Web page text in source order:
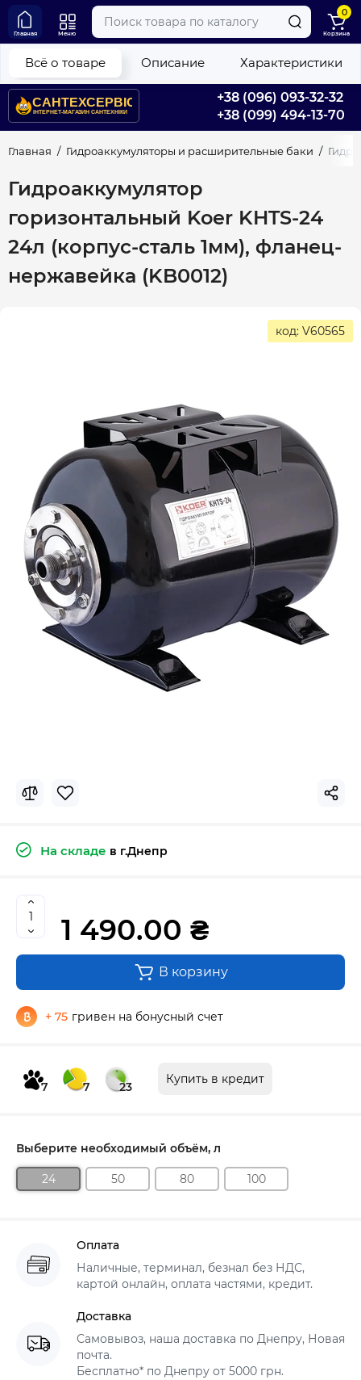
+38 (096) 093-32-32
+38 (099) 494-13-70
Главная Меню
0
Корзина
Главная Гидроаккумуляторы и расширительные баки
Гидроаккумулятор
горизонтальный Koer KHTS-24
24л (корпус-сталь 1мм), фланец-
нержавейка (KB0012)
Всё о товаре Описание Характеристики
код: V60565
На складе в г.Днепр
1 490.00 ₴
В корзину
+ 75 гривен на бонусный счет
7 7 23
Купить в кредит
Выберите необходимый объём, л
24 50 80 100
Оплата
Наличные, терминал, безнал без НДС,
картой онлайн, оплата частями, кредит.
Доставка
Самовывоз, наша доставка по Днепру, Новая
почта.
Бесплатно* по Днепру от 5000 грн.